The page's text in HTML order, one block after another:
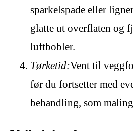
sparkelspade eller
glatte ut overflaten og
luftbobler.
Tørketid:Vent til
før du fortsetter med
behandling, som